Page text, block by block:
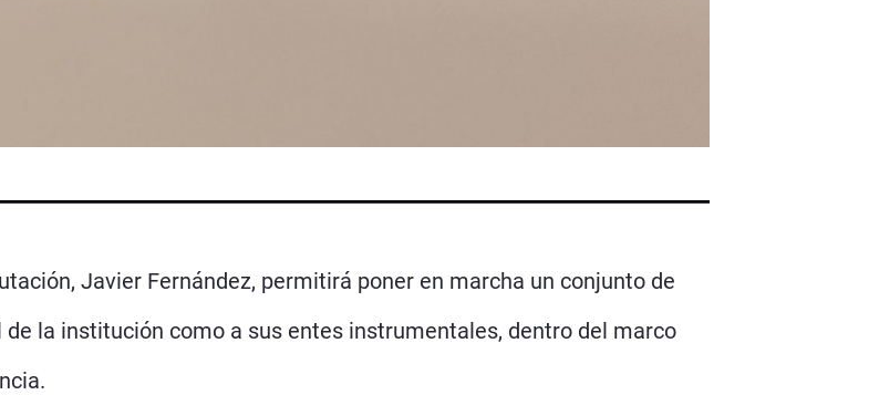
Javier Fernández, permitirá poner en marcha un conjunto de
la institución como a sus entes instrumentales, dentro del marco